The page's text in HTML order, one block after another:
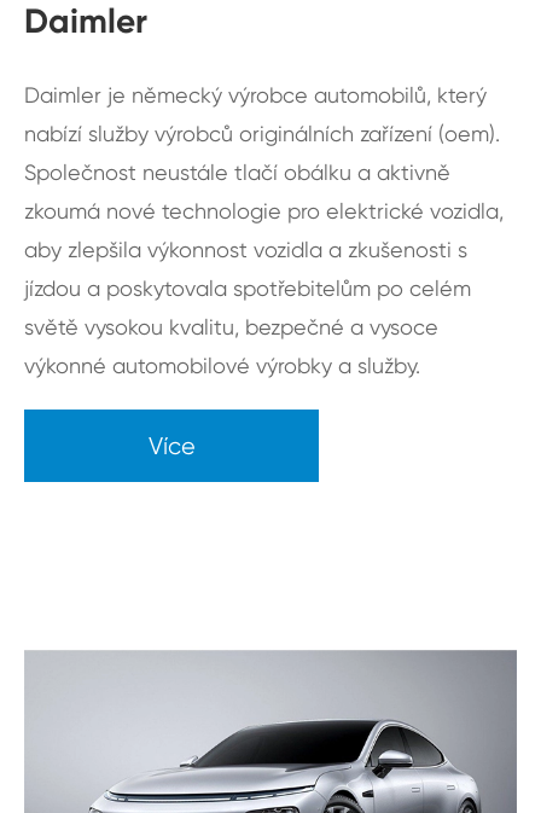
Daimler
Daimler je německý výrobce automobilů, který
nabízí služby výrobců originálních zařízení (oem).
Společnost neustále tlačí obálku a aktivně
zkoumá nové technologie pro elektrické vozidla,
aby zlepšila výkonnost vozidla a zkušenosti s
jízdou a poskytovala spotřebitelům po celém
světě vysokou kvalitu, bezpečné a vysoce
výkonné automobilové výrobky a služby.
Více